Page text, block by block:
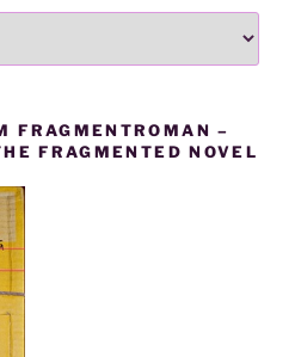
FRAGMENTROMAN –
FRAGMENTED NOVEL